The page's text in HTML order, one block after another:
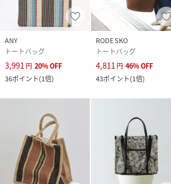
※A4サイズ収納可能
総重量 : 約285g
※商品画像は、光の当たり具合やパソ
より、実際の色味と異なって見える場
※商品の色味の目安は、商品単体の画
▼お気に入り登録のおすすめ▼
お気に入り登録された商品は、マイペ
報や在庫状況の確認が可能です。
お買い物リストの管理にぜひご利用くだ
ANY
トートバッグ
3,991円 20%OFF
36ポイント(1倍)
RODE SKO
トートバッグ
4,811円 46%OFF
43ポイント(1倍)